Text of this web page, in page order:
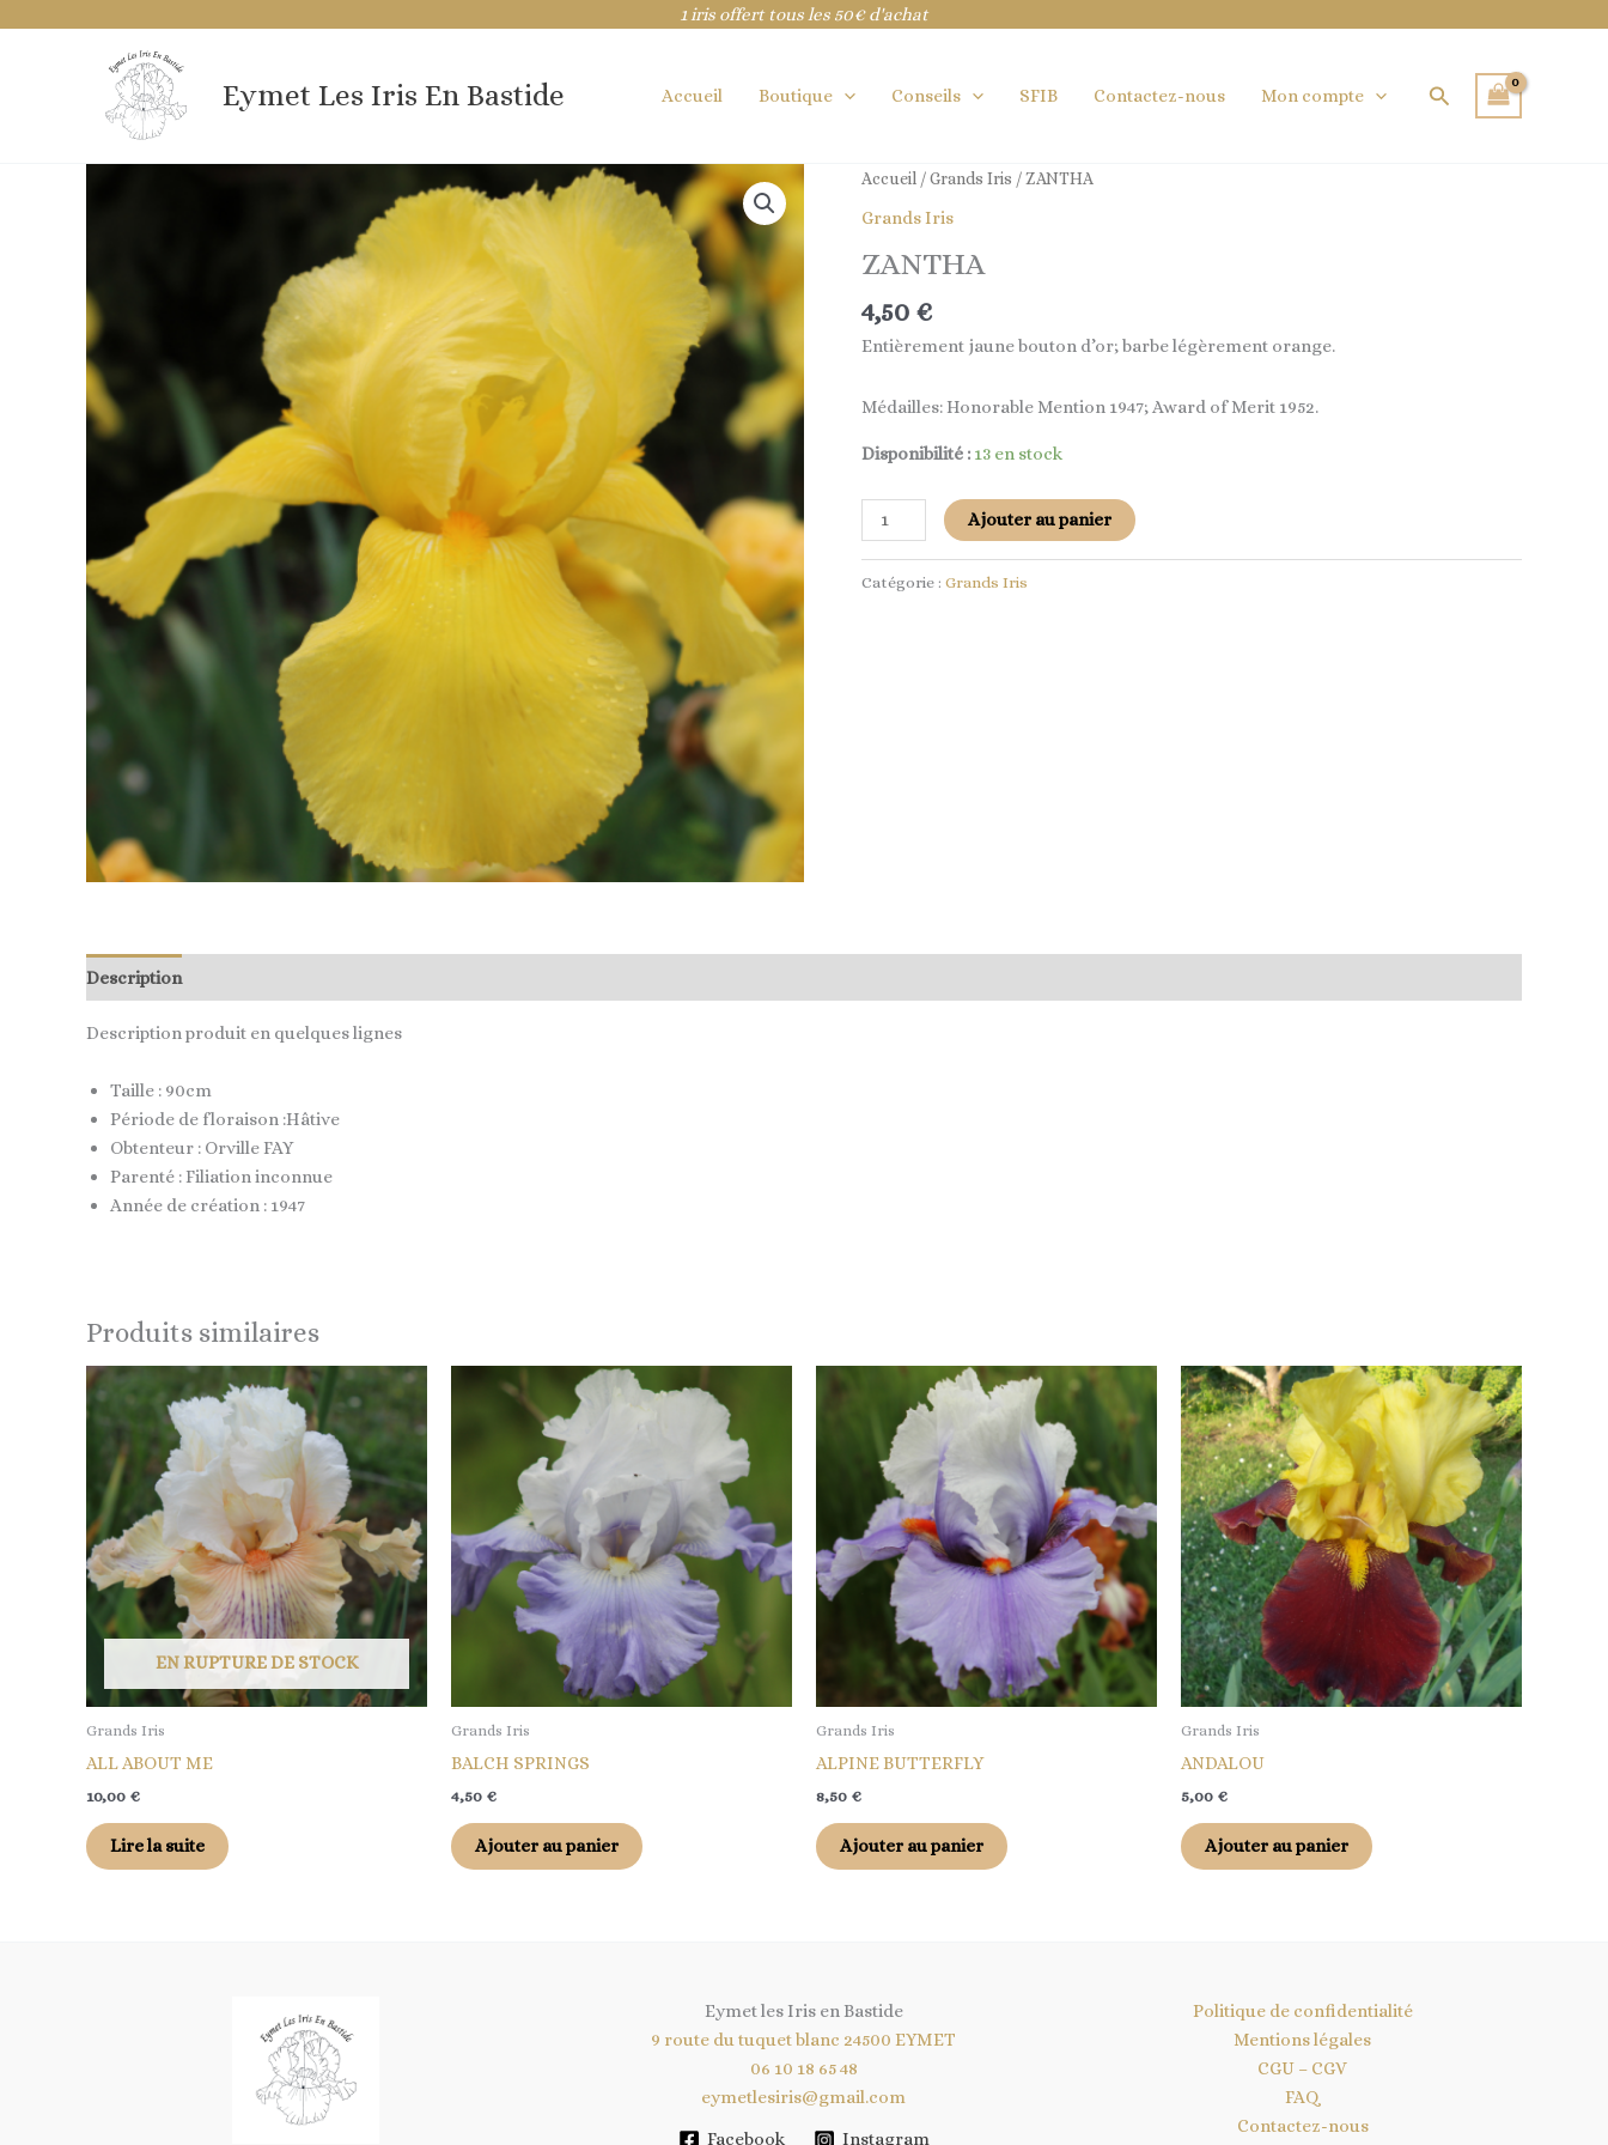
1 iris offert tous les 50€ d'achat
Eymet Les Iris En Bastide Accueil Boutique Conseils SFIB Contactez-nous Mon compte Rechercher
Accueil /Grands Iris / ZANTHA
Grands Iris
ZANTHA
4,50 €
Entièrement jaune bouton d’or; barbe légèrement orange.
Médailles: Honorable Mention 1947; Award of Merit 1952.
Disponibilité : 13 en stock
quantité
Ajouter au panier
Catégorie : Grands Iris
Description
Description produit en quelques lignes
Taille : 90cm
Période de floraison :Hâtive
Obtenteur : Orville FAY
Parenté : Filiation inconnue
Année de création : 1947
Produits similaires
EN RUPTURE DE STOCK
Grands Iris
ALL ABOUT ME
10,00 €
Lire la suite
Grands Iris
BALCH SPRINGS
4,50 €
Ajouter au panier
Grands Iris
ALPINE BUTTERFLY
8,50 €
Ajouter au panier
Grands Iris
ANDALOU
5,00 €
Ajouter au panier
Eymet les Iris en Bastide
9 route du tuquet blanc 24500 EYMET
06 10 18 65 48
eymetlesiris@gmail.com
Facebook
Instagram
Politique de confidentialité
Mentions légales
CGU – CGV
FAQ
Contactez-nous